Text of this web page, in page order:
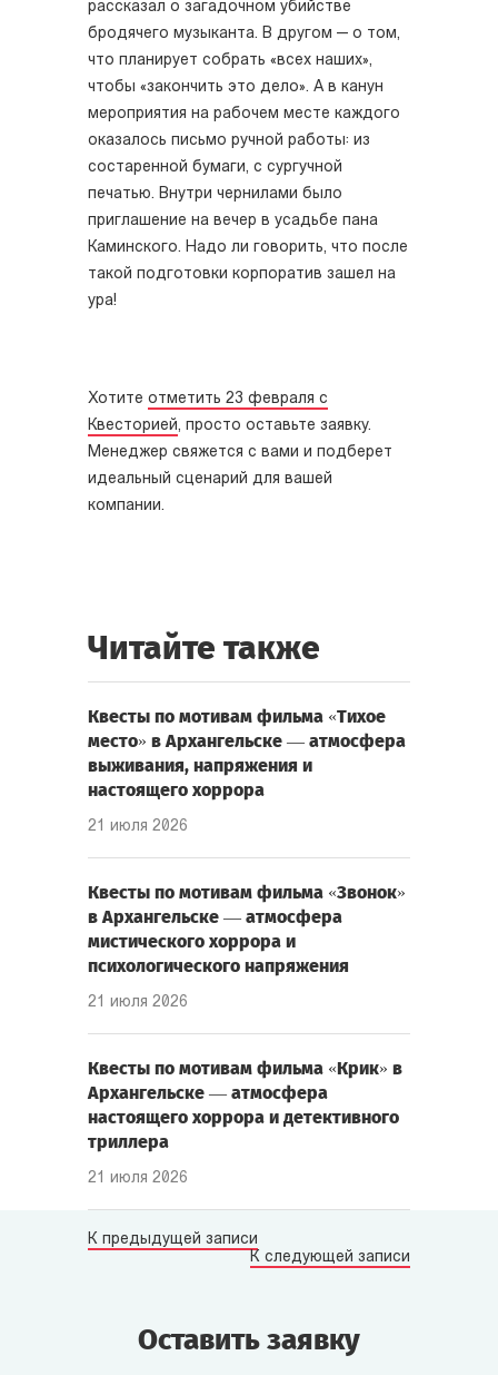
рассказал о загадочном убийстве
бродячего музыканта. В другом — о том,
что планирует собрать «всех наших»,
чтобы «закончить это дело». А в канун
мероприятия на рабочем месте каждого
оказалось письмо ручной работы: из
состаренной бумаги, с сургучной
печатью. Внутри чернилами было
приглашение на вечер в усадьбе пана
Каминского. Надо ли говорить, что после
такой подготовки корпоратив зашел на
ура!
Хотите отметить 23 февраля с
Квесторией, просто оставьте заявку.
Менеджер свяжется с вами и подберет
идеальный сценарий для вашей
компании.
Читайте также
Квесты по мотивам фильма «Тихое
место» в Архангельске — атмосфера
выживания, напряжения и
настоящего хоррора
21 июля 2026
Квесты по мотивам фильма «Звонок»
в Архангельске — атмосфера
мистического хоррора и
психологического напряжения
21 июля 2026
Квесты по мотивам фильма «Крик» в
Архангельске — атмосфера
настоящего хоррора и детективного
триллера
21 июля 2026
К предыдущей записи
К следующей записи
Оставить заявку